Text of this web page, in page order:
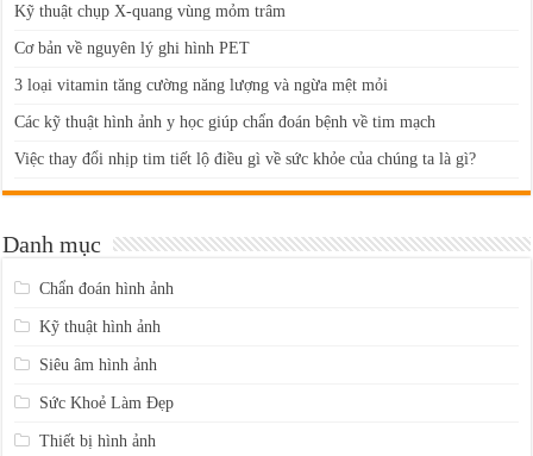
Kỹ thuật chụp X-quang vùng mỏm trâm
Cơ bản về nguyên lý ghi hình PET
3 loại vitamin tăng cường năng lượng và ngừa mệt mỏi
Các kỹ thuật hình ảnh y học giúp chẩn đoán bệnh về tim mạch
Việc thay đổi nhịp tim tiết lộ điều gì về sức khỏe của chúng ta là gì?
Danh mục
Chẩn đoán hình ảnh
Kỹ thuật hình ảnh
Siêu âm hình ảnh
Sức Khoẻ Làm Đẹp
Thiết bị hình ảnh